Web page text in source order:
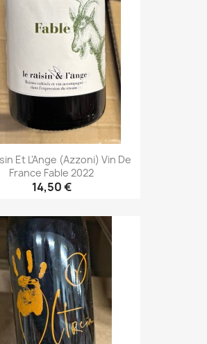
Et L'Ange (Azzoni) Vin De
France Fable 2022
14,50 €